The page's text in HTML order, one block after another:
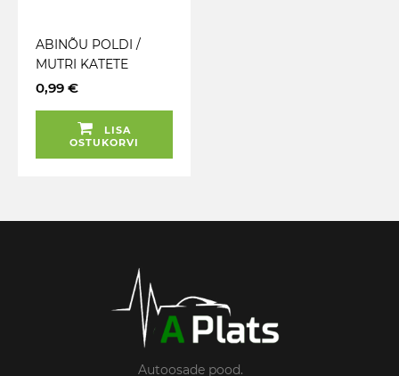
ABINÕU POLDI /
MUTRI KATETE
EEMALDAMISEKS
0,99 €
LISA
OSTUKORVI
Autoosade pood.